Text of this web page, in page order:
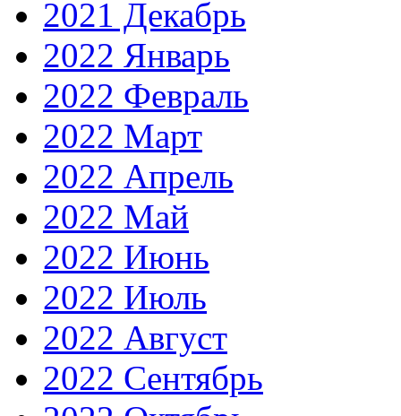
2021 Декабрь
2022 Январь
2022 Февраль
2022 Март
2022 Апрель
2022 Май
2022 Июнь
2022 Июль
2022 Август
2022 Сентябрь